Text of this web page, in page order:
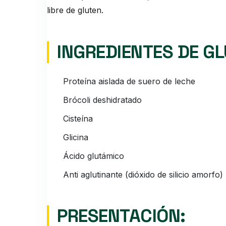
libre de gluten.
INGREDIENTES DE
Proteína aislada de suero de leche
Brócoli deshidratado
Cisteína
Glicina
Ácido glutámico
Anti aglutinante (dióxido de silicio amorfo)
PRESENTACIÓN: